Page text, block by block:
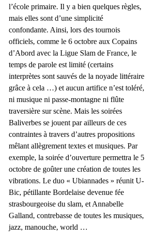
l’école primaire. Il y a bien quelques règles,
mais elles sont d’une simplicité
confondante. Ainsi, lors des tournois
officiels, comme le 6 octobre aux Copains
d’Abord avec la Ligue Slam de France, le
temps de parole est limité (certains
interprètes sont sauvés de la noyade littéraire
grâce à cela …) et aucun artifice n’est toléré,
ni musique ni passe-montagne ni flûte
traversière sur scène. Mais les soirées
Baliverbes se jouent par ailleurs de ces
contraintes à travers d’autres propositions
mêlant allègrement textes et musiques. Par
exemple, la soirée d’ouverture permettra le 5
octobre de goûter une création de toutes les
vibrations. Le duo « Ubiannades » réunit U-
Bic, pétillante Bordelaise devenue fée
strasbourgeoise du slam, et Annabelle
Galland, contrebasse de toutes les musiques,
jazz, manouche, world …